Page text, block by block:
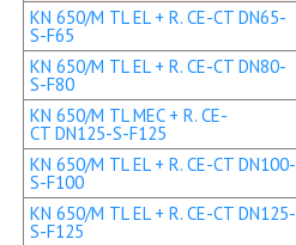
KN 650/M TL EL + R. CE-CT DN65-
S-F65
KN 650/M TL EL + R. CE-CT DN80-
S-F80
KN 650/M TL MEC + R. CE-
CT DN125-S-F125
KN 650/M TL EL + R. CE-CT DN100-
S-F100
KN 650/M TL EL + R. CE-CT DN125-
S-F125